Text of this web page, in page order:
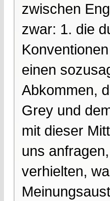
zwischen
zwar: 1. die
einen
Abkommen,
Grey und
mit dieser
uns
verhielten,